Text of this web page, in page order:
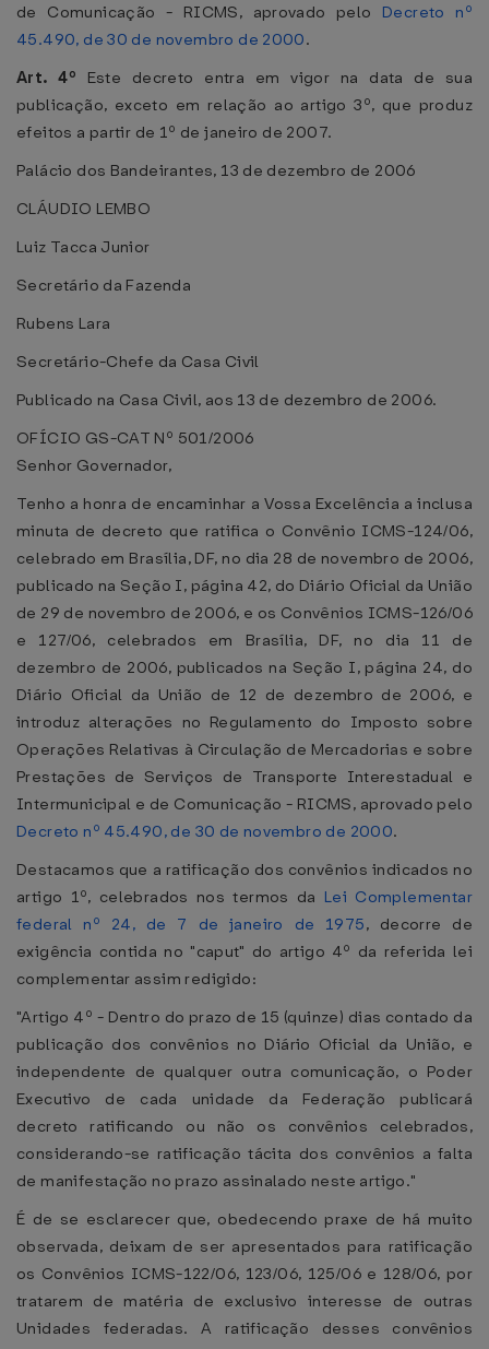
de Comunicação - RICMS, aprovado pelo Decreto nº
45.490, de 30 de novembro de 2000.
Art. 4º Este decreto entra em vigor na data de sua
publicação, exceto em relação ao artigo 3º, que produz
efeitos a partir de 1º de janeiro de 2007.
Palácio dos Bandeirantes, 13 de dezembro de 2006
CLÁUDIO LEMBO
Luiz Tacca Junior
Secretário da Fazenda
Rubens Lara
Secretário-Chefe da Casa Civil
Publicado na Casa Civil, aos 13 de dezembro de 2006.
OFÍCIO GS-CAT Nº 501/2006
Senhor Governador,
Tenho a honra de encaminhar a Vossa Excelência a inclusa
minuta de decreto que ratifica o Convênio ICMS-124/06,
celebrado em Brasília, DF, no dia 28 de novembro de 2006,
publicado na Seção I, página 42, do Diário Oficial da União
de 29 de novembro de 2006, e os Convênios ICMS-126/06
e 127/06, celebrados em Brasília, DF, no dia 11 de
dezembro de 2006, publicados na Seção I, página 24, do
Diário Oficial da União de 12 de dezembro de 2006, e
introduz alterações no Regulamento do Imposto sobre
Operações Relativas à Circulação de Mercadorias e sobre
Prestações de Serviços de Transporte Interestadual e
Intermunicipal e de Comunicação - RICMS, aprovado pelo
Decreto nº 45.490, de 30 de novembro de 2000.
Destacamos que a ratificação dos convênios indicados no
artigo 1º, celebrados nos termos da Lei Complementar
federal nº 24, de 7 de janeiro de 1975, decorre de
exigência contida no "caput" do artigo 4º da referida lei
complementar assim redigido:
"Artigo 4º - Dentro do prazo de 15 (quinze) dias contado da
publicação dos convênios no Diário Oficial da União, e
independente de qualquer outra comunicação, o Poder
Executivo de cada unidade da Federação publicará
decreto ratificando ou não os convênios celebrados,
considerando-se ratificação tácita dos convênios a falta
de manifestação no prazo assinalado neste artigo."
É de se esclarecer que, obedecendo praxe de há muito
observada, deixam de ser apresentados para ratificação
os Convênios ICMS-122/06, 123/06, 125/06 e 128/06, por
tratarem de matéria de exclusivo interesse de outras
Unidades federadas. A ratificação desses convênios